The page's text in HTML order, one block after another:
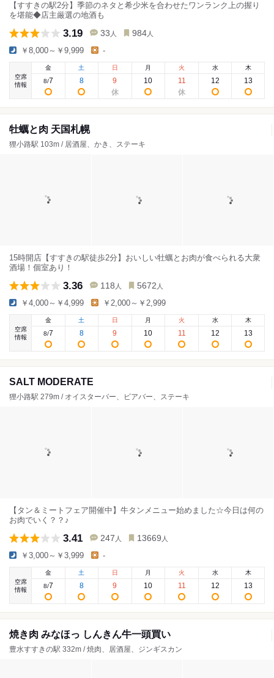
【すすきの駅2分】季節のネタと希少米を合わせたワンランク上の握り
を堪能◆店主厳選の地酒も
3.19 33 人 984 人
￥8,000～￥9,999 -
空席
情報
金
8/7
土
8
日
9
月
10
火
11
水
12
木
13
牡蠣と肉 天国札幌
狸小路駅 103m / 居酒屋、かき、ステーキ
15時開店【すすきの駅徒歩2分】おいしい牡蠣とお肉が食べられる大衆
酒場！個室あり！
3.36 118 人 5672 人
￥4,000～￥4,999 ￥2,000～￥2,999
空席
情報
金
8/7
土
8
日
9
月
10
火
11
水
12
木
13
SALT MODERATE
狸小路駅 279m / オイスターバー、ビアバー、ステーキ
【タン＆ミートフェア開催中】牛タンメニュー始めました☆今日は何の
お肉でいく？？♪
3.41 247 人 13669 人
￥3,000～￥3,999 -
空席
情報
金
8/7
土
8
日
9
月
10
火
11
水
12
木
13
焼き肉 みなほっ しんきん牛一頭買い
豊水すすきの駅 332m / 焼肉、居酒屋、ジンギスカン